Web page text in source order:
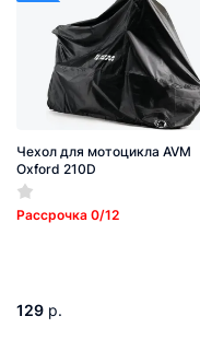
Чехол для мотоцикла AVM
Oxford 210D
Рассрочка 0/12
129 р.